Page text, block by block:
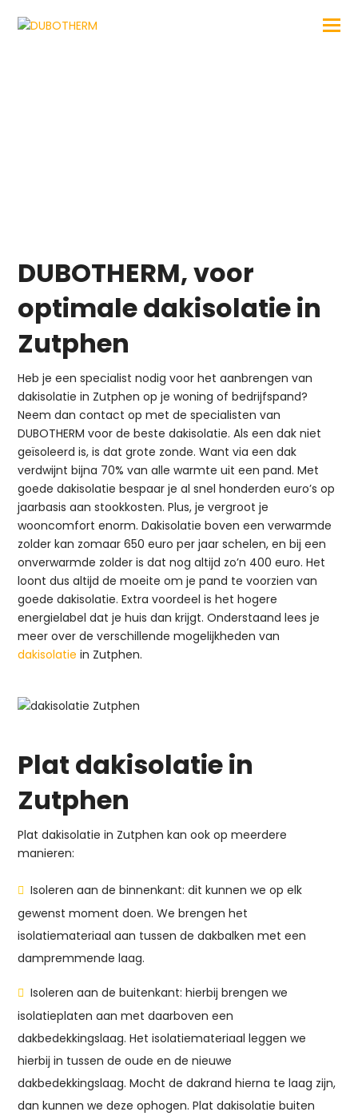
DUBOTHERM, voor
optimale dakisolatie in
Zutphen
Heb je een specialist nodig voor het aanbrengen van
dakisolatie in Zutphen op je woning of bedrijfspand?
Neem dan contact op met de specialisten van
DUBOTHERM voor de beste dakisolatie. Als een dak niet
geïsoleerd is, is dat grote zonde. Want via een dak
verdwijnt bijna 70% van alle warmte uit een pand. Met
goede dakisolatie bespaar je al snel honderden euro’s op
jaarbasis aan stookkosten. Plus, je vergroot je
wooncomfort enorm. Dakisolatie boven een verwarmde
zolder kan zomaar 650 euro per jaar schelen, en bij een
onverwarmde zolder is dat nog altijd zo’n 400 euro. Het
loont dus altijd de moeite om je pand te voorzien van
goede dakisolatie. Extra voordeel is het hogere
energielabel dat je huis dan krijgt. Onderstaand lees je
meer over de verschillende mogelijkheden van
dakisolatie in Zutphen.
Plat dakisolatie in
Zutphen
Plat dakisolatie in Zutphen kan ook op meerdere
manieren:
Isoleren aan de binnenkant: dit kunnen we op elk
gewenst moment doen. We brengen het
isolatiemateriaal aan tussen de dakbalken met een
dampremmende laag.
Isoleren aan de buitenkant: hierbij brengen we
isolatieplaten aan met daarboven een
dakbedekkingslaag. Het isolatiemateriaal leggen we
hierbij in tussen de oude en de nieuwe
dakbedekkingslaag. Mocht de dakrand hierna te laag zijn,
dan kunnen we deze ophogen. Plat dakisolatie buiten